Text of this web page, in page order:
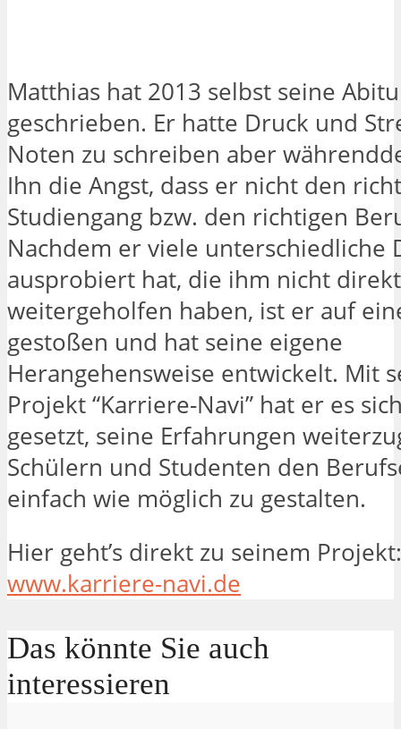
Matthias hat 2013 selbst seine
geschrieben. Er hatte Druck und
Noten zu schreiben aber
Ihn die Angst, dass er nicht den
Studiengang bzw. den richtigen
Nachdem er viele unterschiedliche
ausprobiert hat, die ihm nicht direkt
weitergeholfen haben, ist er auf
gestoßen und hat seine eigene
Herangehensweise entwickelt. Mit
Projekt “Karriere-Navi” hat er es
gesetzt, seine Erfahrungen
Schülern und Studenten den
einfach wie möglich zu gestalten.
Hier geht’s direkt zu seinem Projekt:
www.karriere-navi.de
Das könnte Sie auch
interessieren